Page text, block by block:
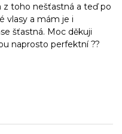
z toho nešťastná a teď po
vlasy a mám je i
šťastná. Moc děkuji
naprosto perfektní ??